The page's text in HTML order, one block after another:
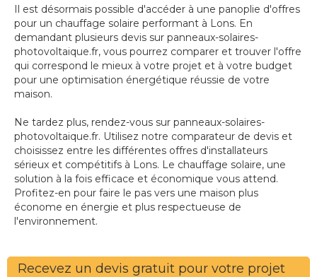
Il est désormais possible d'accéder à une panoplie d'offres
pour un chauffage solaire performant à Lons. En
demandant plusieurs devis sur panneaux-solaires-
photovoltaique.fr, vous pourrez comparer et trouver l'offre
qui correspond le mieux à votre projet et à votre budget
pour une optimisation énergétique réussie de votre
maison.
Ne tardez plus, rendez-vous sur panneaux-solaires-
photovoltaique.fr. Utilisez notre comparateur de devis et
choisissez entre les différentes offres d'installateurs
sérieux et compétitifs à Lons. Le chauffage solaire, une
solution à la fois efficace et économique vous attend.
Profitez-en pour faire le pas vers une maison plus
économe en énergie et plus respectueuse de
l'environnement.
Recevez un devis gratuit pour votre projet